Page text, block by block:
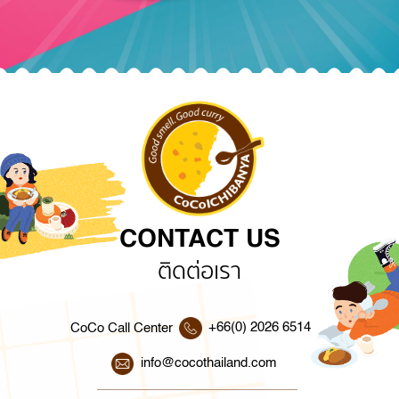
CONTACT US
ติดต่อเรา
CoCo Call Center
+66(0) 2026 6514
info@cocothailand.com